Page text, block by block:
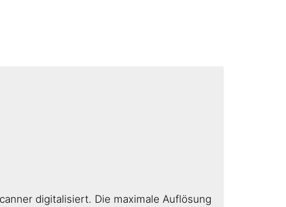
digitalisiert. Die maximale Auflösung